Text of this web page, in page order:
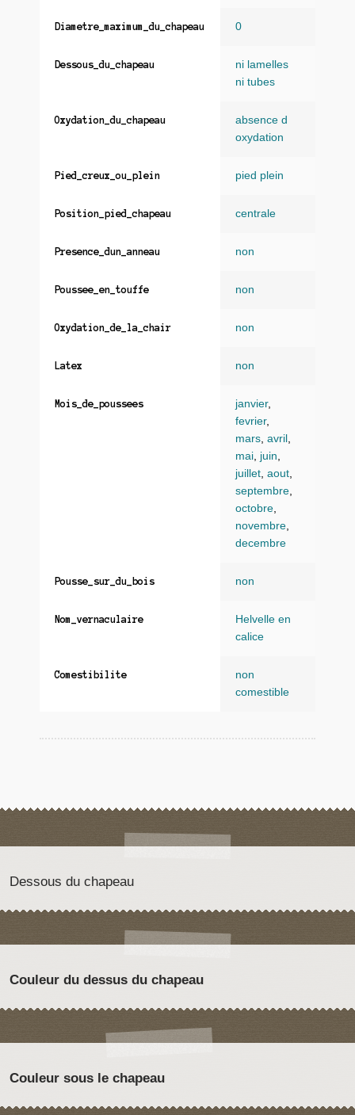
Diametre_maximum_du_chapeau 0
Dessous_du_chapeau
ni lamelles
ni tubes
Oxydation_du_chapeau
absence d
oxydation
Pied_creux_ou_plein pied plein
Position_pied_chapeau centrale
Presence_dun_anneau non
Poussee_en_touffe non
Oxydation_de_la_chair non
Latex non
Mois_de_poussees janvier,
fevrier,
mars avril
mai juin
juillet aout
septembre
octobre
novembre
decembre
Pousse_sur_du_bois non
Nom_vernaculaire
Helvelle en
calice
Comestibilite
non
comestible
Dessous du chapeau
Couleur du dessus du chapeau
Couleur sous le chapeau